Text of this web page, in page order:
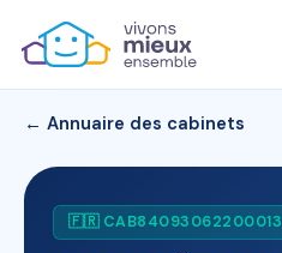
← Annuaire des cabinets
🇫🇷 CAB84093062200013